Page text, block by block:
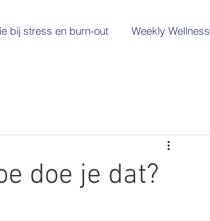
bij stress en burn-out Weekly Wellness
doe je dat?